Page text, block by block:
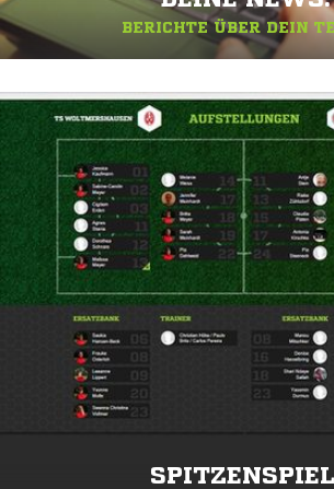
BERICHTE ÜBER DEIN